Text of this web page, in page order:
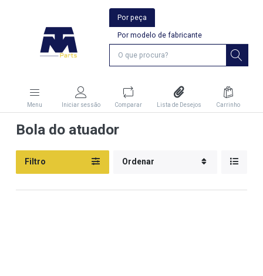
Por peça
Por modelo de fabricante
Menu Iniciar sessão Comparar Lista de Desejos Carrinho
Bola do atuador
Filtro Ordenar